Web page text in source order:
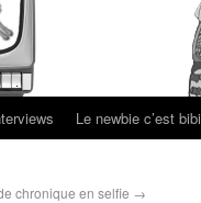
Le newbie c’est bibi
chronique en selfie →